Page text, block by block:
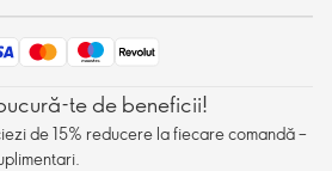
te de beneficii!
de 15% reducere la fiecare comandă –